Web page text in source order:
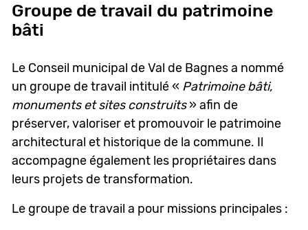
Groupe de travail du patrimoine
bâti
Le Conseil municipal de Val de Bagnes a nommé
un groupe de travail intitulé « Patrimoine bâti,
monuments et sites construits» afin de
préserver, valoriser et promouvoir le patrimoine
architectural et historique de la commune. Il
accompagne également les propriétaires dans
leurs projets de transformation.
Le groupe de travail a pour missions principales :